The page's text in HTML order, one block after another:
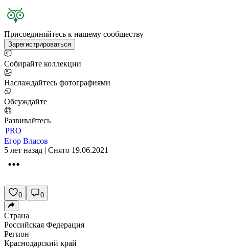
Присоединяйтесь к нашему сообществу
Зарегистрироваться
Собирайте коллекции
Наслаждайтесь фотографиями
Обсуждайте
Развивайтесь
PRO
Егор Власов
5 лет назад | Снято 19.06.2021
0 0
Страна
Российская Федерация
Регион
Краснодарский край